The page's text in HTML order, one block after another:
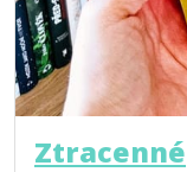
Ztracenné